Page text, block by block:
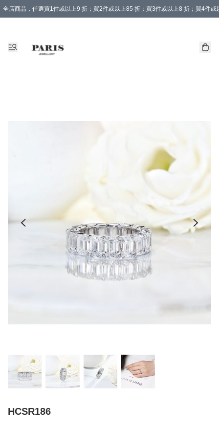
全店商品，任選買1件或以上9 折；買2件或以上85 折；買3件或以上8 折；買4件或
HCSR186